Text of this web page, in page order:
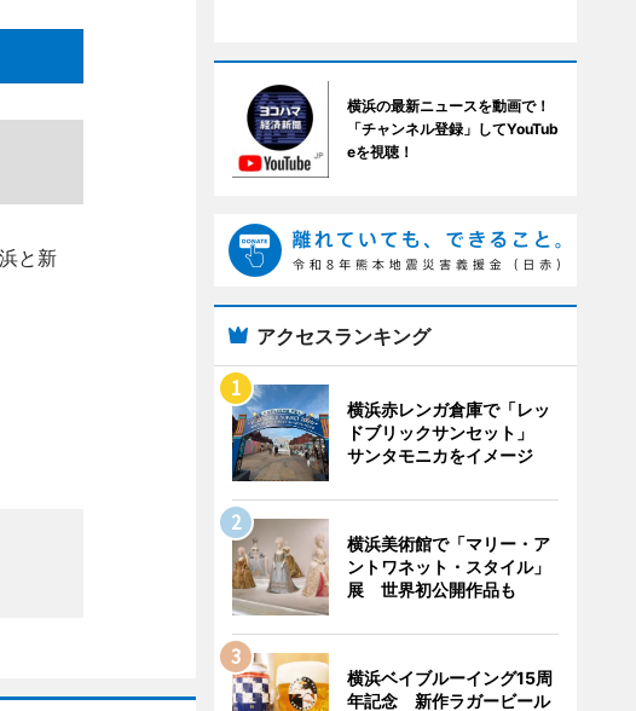
と新
横浜の最新ニュースを動画で！
「チャンネル登録」してYouTub
eを視聴！
アクセスランキング
横浜赤レンガ倉庫で「レッ
ドブリックサンセット」
サンタモニカをイメージ
横浜美術館で「マリー・ア
ントワネット・スタイル」
展 世界初公開作品も
横浜ベイブルーイング15周
年記念 新作ラガービール